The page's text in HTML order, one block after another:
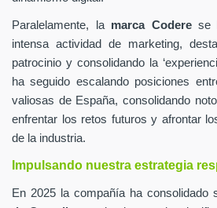
Paralelamente, la marca Coderese
intensa actividad de marketing,
patrocinio y consolidando la
ha seguido escalando posiciones
valiosas de España, consolidando
enfrentar los retos futuros y afrontar
de la industria.
Impulsando nuestra estrategia
En 2025 la compañía ha consolidado